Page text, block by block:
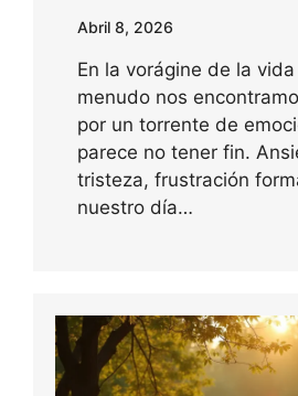
Abril 8, 2026
En la vorágine de la
menudo nos
por un torrente de
parece no tener fin.
tristeza, frustración
nuestro día…